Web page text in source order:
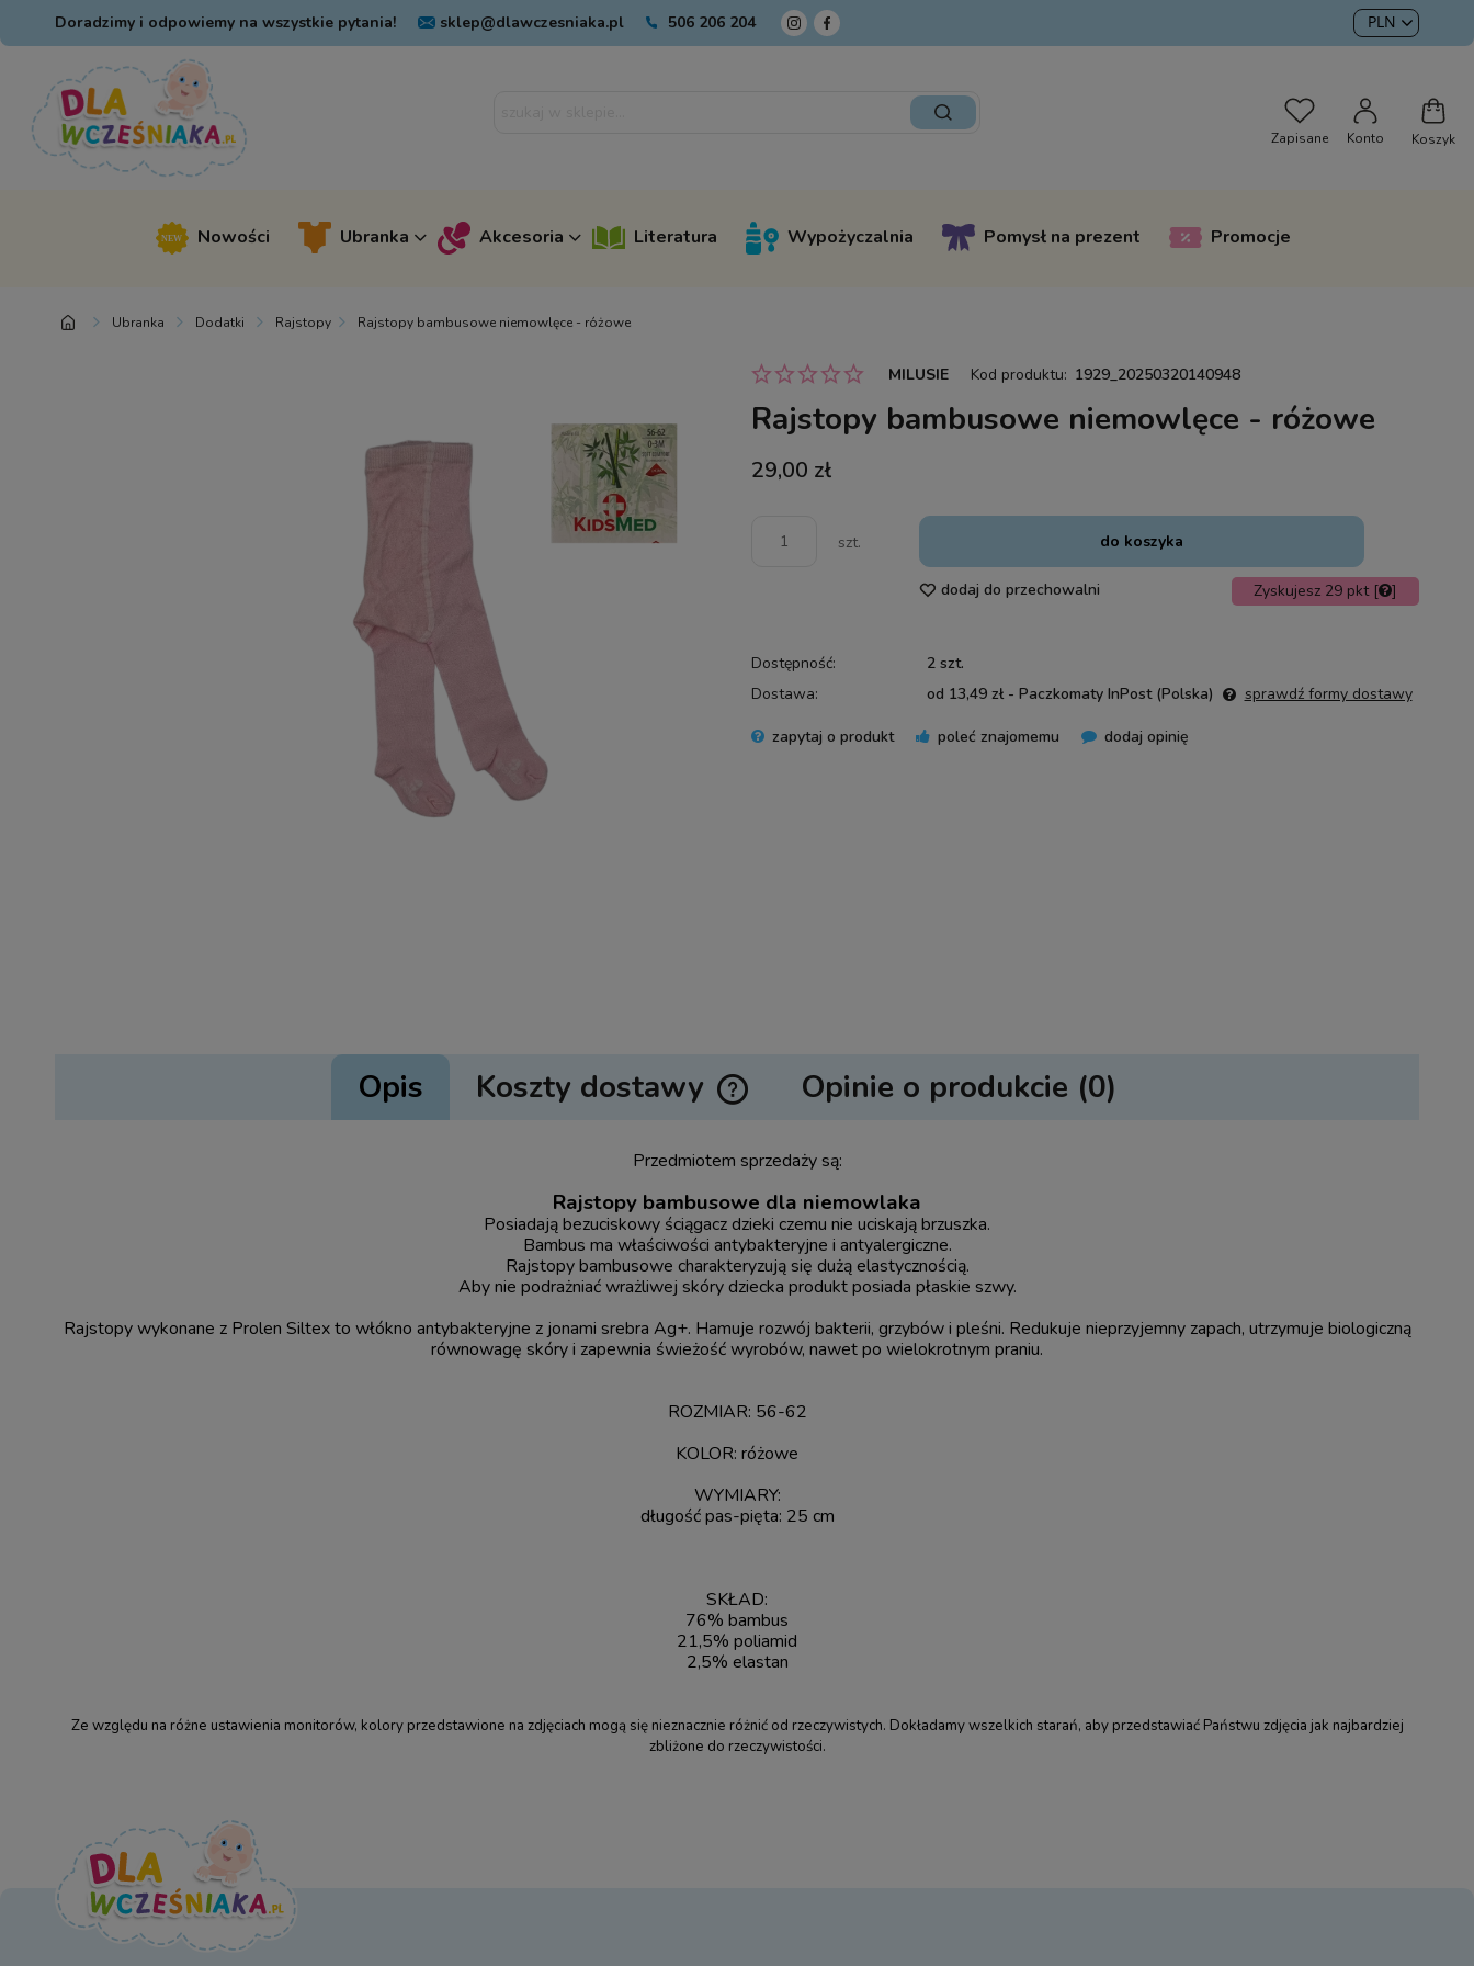
Doradzimy i odpowiemy na wszystkie pytania! sklep@dlawczesniaka.pl 506 206 204
Nowości Ubranka Akcesoria Literatura Wypożyczalnia Pomysł na prezent Promocje
Ubranka Dodatki Rajstopy Rajstopy bambusowe niemowlęce - różowe
MILUSIE Kod produktu: 1929_20250320140948
Rajstopy bambusowe niemowlęce - różowe
29,00 zł
szt. do koszyka
Zyskujesz 29 pkt [ ]
dodaj do przechowalni
Dostępność:
2 szt.
Dostawa:
od 13,49 zł - Paczkomaty InPost (Polska)
Cena nie zawiera ewentualnych kosztów
sprawdź formy dostawy
zapytaj o produkt poleć znajomemu dodaj opinię
Opis Koszty dostawy
płatności
Opinie o produkcie (0)
Przedmiotem sprzedaży są:
Rajstopy bambusowe dla niemowlaka
Posiadają bezuciskowy ściągacz dzieki czemu nie uciskają brzuszka.
Bambus ma właściwości antybakteryjne i antyalergiczne.
Rajstopy bambusowe charakteryzują się dużą elastycznością.
Aby nie podrażniać wrażliwej skóry dziecka produkt posiada płaskie szwy.
Rajstopy wykonane z Prolen Siltex to włókno antybakteryjne z jonami srebra Ag+. Hamuje rozwój bakterii, grzybów i pleśni. Redukuje nieprzyjemny zapach, utrzymuje biologiczną
równowagę skóry i zapewnia świeżość wyrobów, nawet po wielokrotnym praniu.
ROZMIAR: 56-62
KOLOR: różowe
WYMIARY:
długość pas-pięta: 25 cm
SKŁAD:
76% bambus
21,5% poliamid
2,5% elastan
Ze względu na różne ustawienia monitorów, kolory przedstawione na zdjęciach mogą się nieznacznie różnić od rzeczywistych. Dokładamy wszelkich starań, aby przedstawiać Państwu zdjęcia jak najbardziej
zbliżone do rzeczywistości.